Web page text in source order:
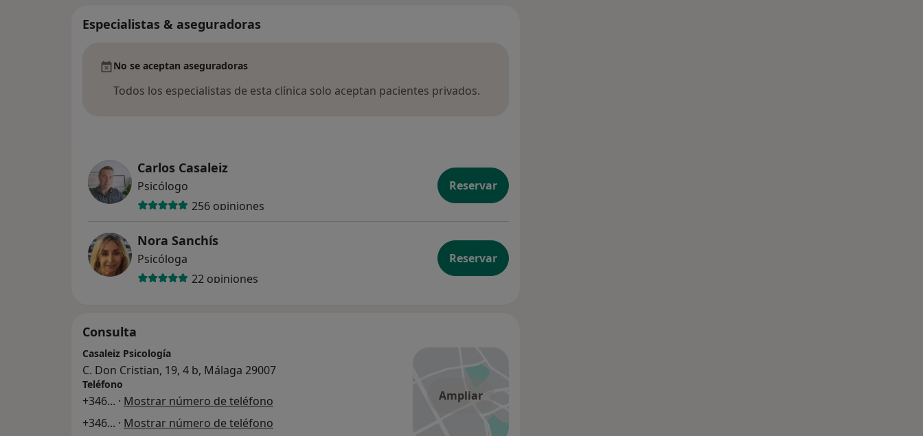
Especialistas & aseguradoras
No se aceptan aseguradoras
Todos los especialistas de esta clínica solo aceptan pacientes privados.
Carlos Casaleiz
Psicólogo
256 opiniones
Reservar
Nora Sanchís
Psicóloga
22 opiniones
Reservar
Consulta
Ampliar
Casaleiz Psicología
C. Don Cristian, 19, 4 b, Málaga 29007
Teléfono
+346... · Mostrar número de teléfono
+346... · Mostrar número de teléfono